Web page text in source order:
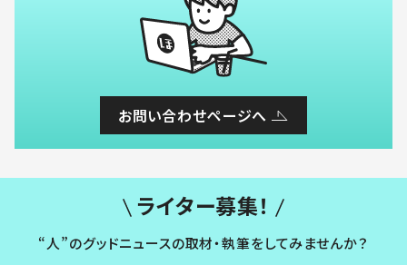
お問い合わせページへ
ライター募集！
“人”のグッドニュースの取材・執筆をしてみませんか？